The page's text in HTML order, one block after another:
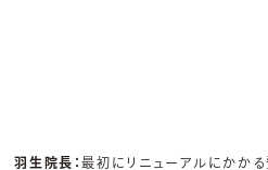
羽生院長：最初にリニューアルにかかる